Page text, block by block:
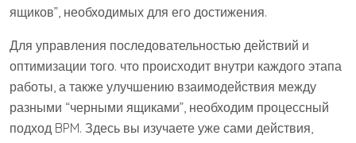
ящиков”, необходимых для его достижения.
Для управления последовательностью действий и
оптимизации того. что происходит внутри каждого этапа
работы, а также улучшению взаимодействия между
разными “черными ящиками”, необходим процессный
подход BPM. Здесь вы изучаете уже сами действия,